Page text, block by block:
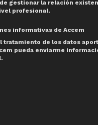
gestionar la relación
profesional.
informativas de Accem
tratamiento de los datos
pueda enviarme